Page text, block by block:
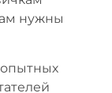
нужны